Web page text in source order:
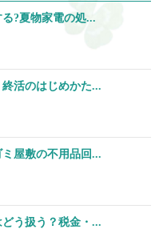
?夏物家電の処...
活のはじめかた...
屋敷の不用品回...
う扱う？税金・...